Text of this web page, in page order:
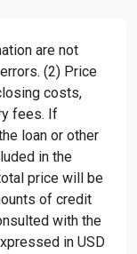
are not
(2) Price
costs,
fees. If
loan or other
in the
price will be
of credit
with the
in USD